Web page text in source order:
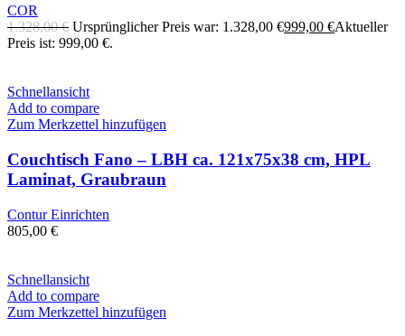
COR
1.328,00€ Ursprünglicher Preis war: 1.328,00 €999,00 €Aktueller
Preis ist: 999,00 €.
Schnellansicht
Add to compare
Zum Merkzettel hinzufügen
Couchtisch Fano – LBH ca. 121x75x38 cm, HPL
Laminat, Graubraun
Contur Einrichten
805,00 €
Schnellansicht
Add to compare
Zum Merkzettel hinzufügen